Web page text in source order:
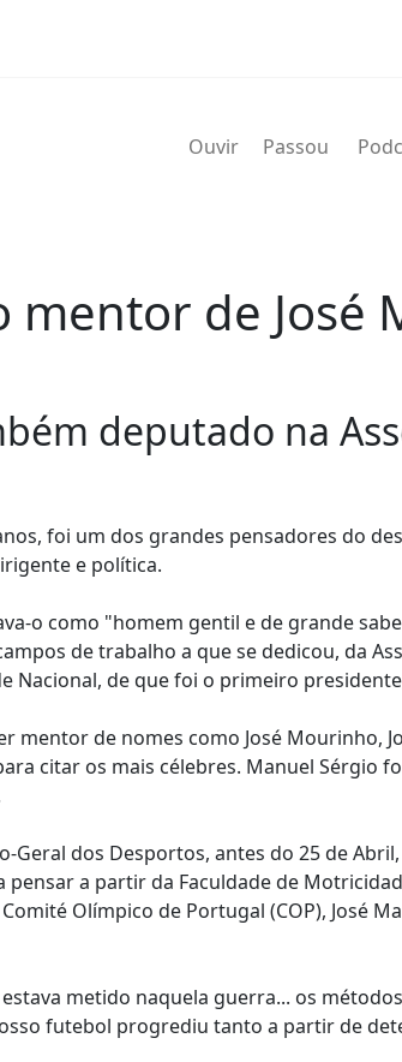
Ouvir Passou
de José
deputado na
foi um dos grandes pensadores do
e política.
o como "homem gentil e de grande
de trabalho a que se dedicou, da
de que foi o primeiro
mentor de nomes como José Mourinho,
citar os mais célebres. Manuel Sérgio
Geral dos Desportos, antes do 25 de
a partir da Faculdade de
Olímpico de Portugal (COP), José
metido naquela guerra... os
futebol progrediu tanto a partir de